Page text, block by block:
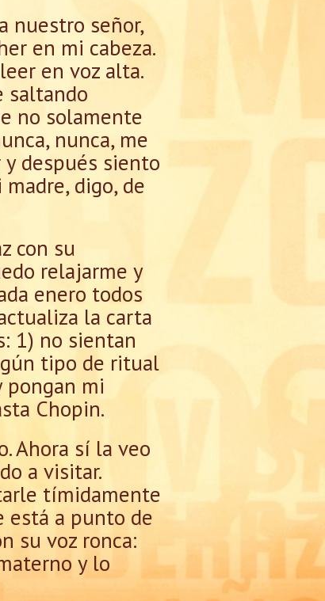
nuestro señor,
en mi cabeza.
en voz alta.
saltando
no solamente
nunca, me
después siento
digo, de
con su
relajarme y
enero todos
la carta
1) no sientan
tipo de ritual
mi
Chopin.
Ahora sí la veo
a visitar.
tímidamente
está a punto de
su voz ronca:
y lo